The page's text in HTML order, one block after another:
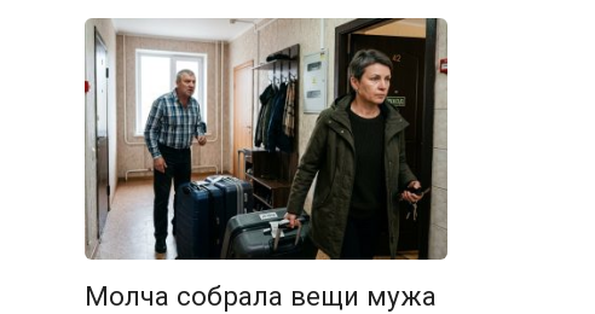
Молча собрала вещи мужа